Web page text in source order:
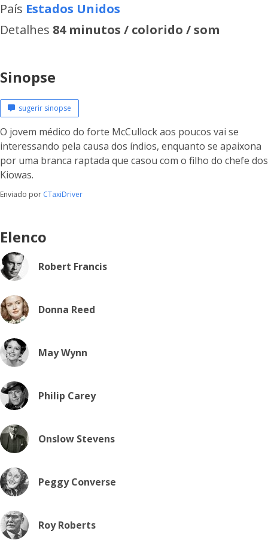
País Estados Unidos
Detalhes 84 minutos / colorido / som
Sinopse
sugerir sinopse
O jovem médico do forte McCullock aos poucos vai se
interessando pela causa dos índios, enquanto se apaixona
por uma branca raptada que casou com o filho do chefe dos
Kiowas.
Enviado por CTaxiDriver
Elenco
Robert Francis
Donna Reed
May Wynn
Philip Carey
Onslow Stevens
Peggy Converse
Roy Roberts